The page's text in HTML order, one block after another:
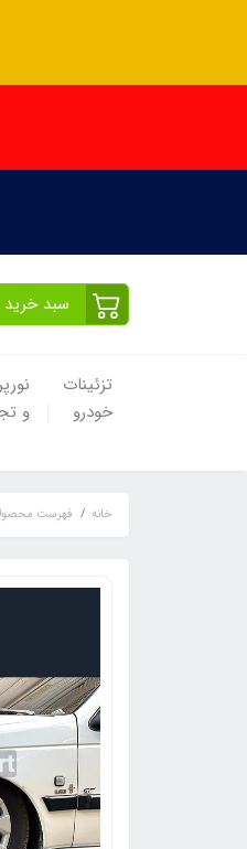
سبد خرید
تزئینات
خودرو
و
خانه فهرست